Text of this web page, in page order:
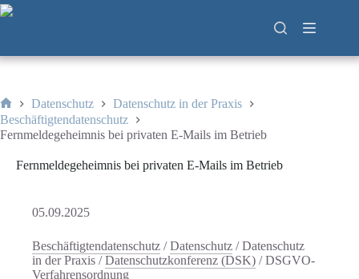
Zum
Inhalt
Start
Datenschutz
Datenschutz in der Praxis
Beschäftigtendatenschutz
Fernmeldegeheimnis bei privaten E-Mails im Betrieb
Fernmeldegeheimnis bei privaten E-Mails im Betrieb
05.09.2025
Beschäftigtendatenschutz /Datenschutz /Datenschutz
in der Praxis /Datenschutzkonferenz (DSK) /DSGVO-
Verfahrensordnung